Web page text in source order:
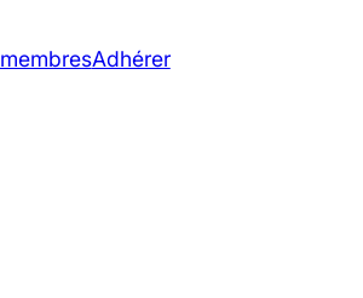
Adhérer